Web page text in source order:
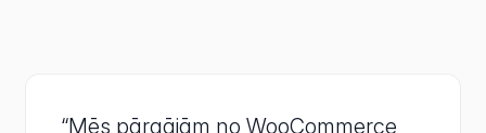
“Mēs pārgājām no WooCommerce